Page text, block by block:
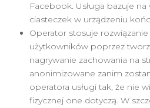
Facebook. Usługa bazuje na
ciasteczek w urządzeniu
Operator stosuje
użytkowników poprzez
nagrywanie zachowania na
anonimizowane zanim
operatora usługi tak, że nie
fizycznej one dotyczą. W